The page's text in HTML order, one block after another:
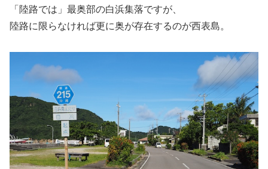
「陸路では」最奥部の白浜集落ですが、
陸路に限らなければ更に奥が存在するのが西表島。